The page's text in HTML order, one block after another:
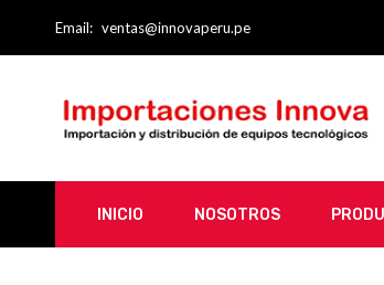
Email: ventas@innovaperu.pe
INICIO NOSOTROS